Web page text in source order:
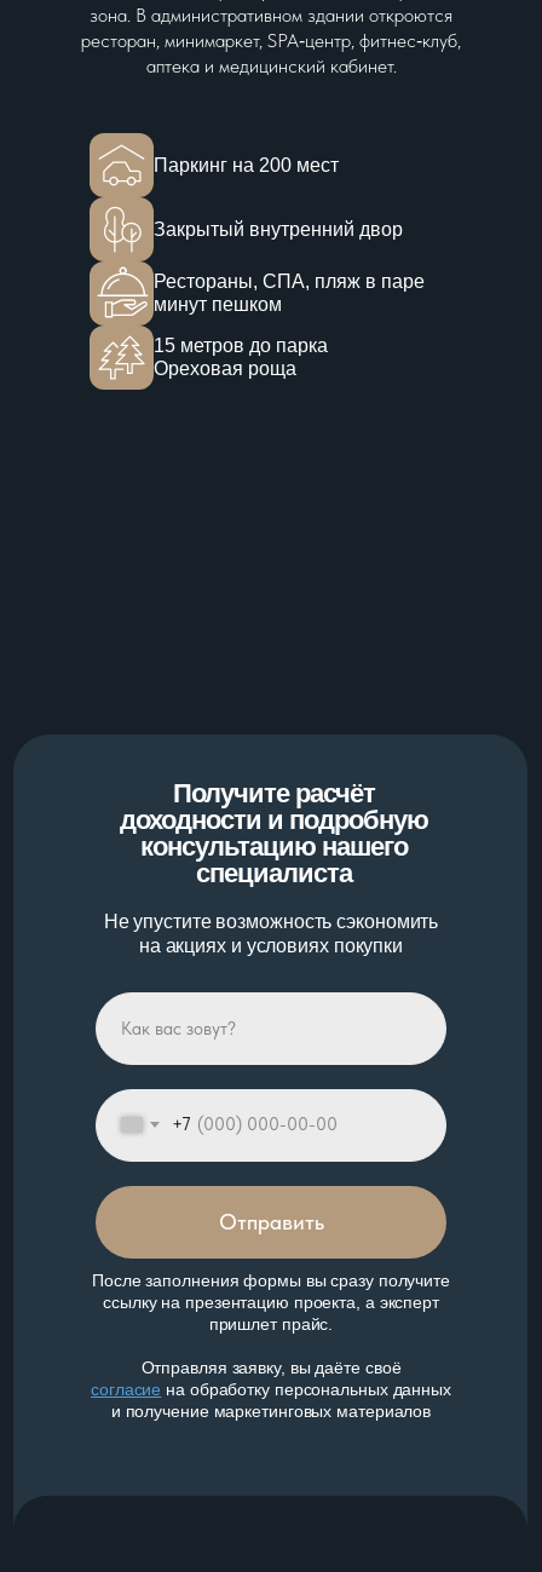
зона. В административном здании откроются
ресторан, минимаркет, SPA‑центр, фитнес‑клуб,
аптека и медицинский кабинет.
Паркинг на 200 мест
Закрытый внутренний двор
Рестораны, СПА, пляж в паре
минут пешком
15 метров до парка
Ореховая роща
+7
Отправить
Получите расчёт
доходности и подробную
консультацию нашего
специалиста
Не упустите возможность сэкономить
на акциях и условиях покупки
После заполнения формы вы сразу получите
ссылку на презентацию проекта, а эксперт
пришлет прайс.
Отправляя заявку, вы даёте своё
согласие на обработку персональных данных
и получение маркетинговых материалов